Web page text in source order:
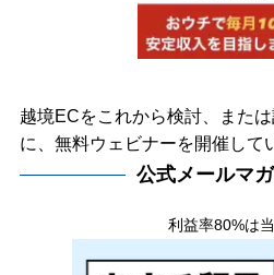
越境ECをこれから検討、また
に、無料ウェビナーを開催して
公式メールマ
利益率80%は